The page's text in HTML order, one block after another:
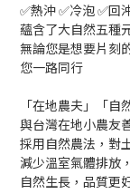
✅熱沖 ✅冷泡 ✅回
蘊含了大自然五種
無論您是想要片刻
您一路同行
「在地農夫」「自
與台灣在地小農友
採用自然農法，對
減少溫室氣體排放
自然生長，品質更